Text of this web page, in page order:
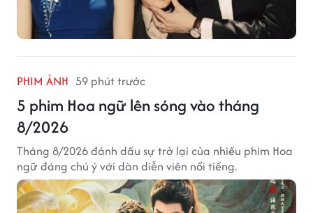
PHIM ẢNH 59 phút trước
5 phim Hoa ngữ lên sóng vào tháng
8/2026
Tháng 8/2026 đánh dấu sự trở lại của nhiều phim Hoa
ngữ đáng chú ý với dàn diễn viên nổi tiếng.